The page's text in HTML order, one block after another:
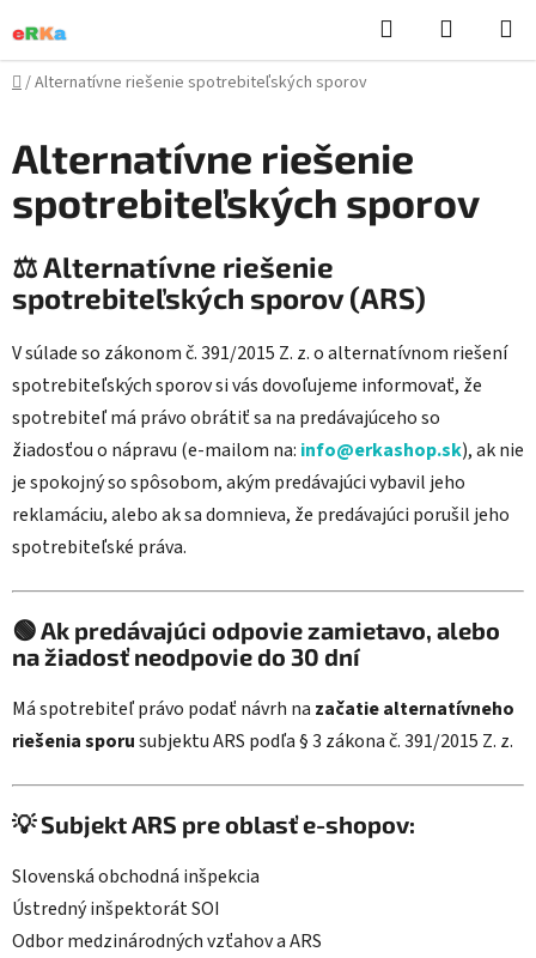
na
obsah
Hľadať
KOŠÍK
Domov
/Alternatívne riešenie spotrebiteľských sporov
Alternatívne riešenie
spotrebiteľských sporov
⚖️ Alternatívne riešenie
spotrebiteľských sporov (ARS)
V súlade so zákonom č. 391/2015 Z. z. o alternatívnom riešení
spotrebiteľských sporov si vás dovoľujeme informovať, že
spotrebiteľ má právo obrátiť sa na predávajúceho so
žiadosťou o nápravu (e-mailom na: info@erkashop.sk), ak nie
je spokojný so spôsobom, akým predávajúci vybavil jeho
reklamáciu, alebo ak sa domnieva, že predávajúci porušil jeho
spotrebiteľské práva.
🟢 Ak predávajúci odpovie zamietavo, alebo
na žiadosť neodpovie do 30 dní
Má spotrebiteľ právo podať návrh na začatie alternatívneho
riešenia sporusubjektu ARS podľa § 3 zákona č. 391/2015 Z. z.
💡 Subjekt ARS pre oblasť e-shopov:
Slovenská obchodná inšpekcia
Ústredný inšpektorát SOI
Odbor medzinárodných vzťahov a ARS